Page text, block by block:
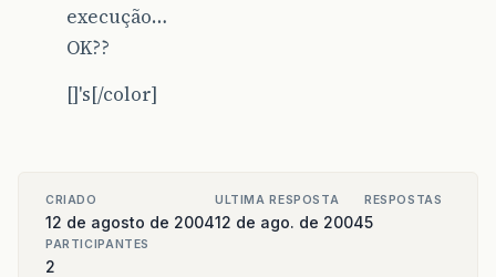
execução…
OK??
[]'s[/color]
CRIADO
12 de agosto de 2004
ULTIMA RESPOSTA
12 de ago. de 2004
RESPOSTAS
5
PARTICIPANTES
2